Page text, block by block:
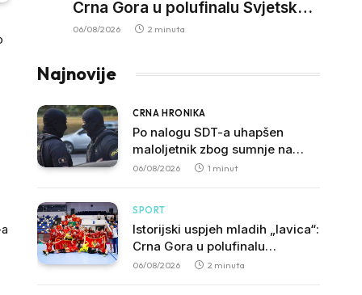
Crna Gora u polufinalu Svjetskog
prvenstva nakon pobjede nad
06/08/2026 2 minuta
Najnovije
CRNA HRONIKA
Po nalogu SDT-a uhapšen
maloljetnik zbog sumnje na
vrbovanje i obučavanje za
06/08/2026 1 minut
SPORT
Istorijski uspjeh mladih „lavica“:
Crna Gora u polufinalu
Svjetskog prvenstva nakon
06/08/2026 2 minuta